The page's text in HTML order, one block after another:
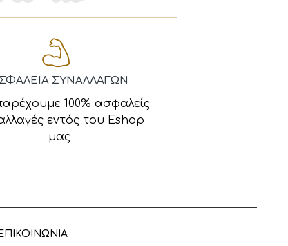
ΣΥΝΑΛΛΑΓΩΝ
100% ασφαλείς
εντός του Eshop
μας
ΕΠΙΚΟΙΝΩΝΙΑ